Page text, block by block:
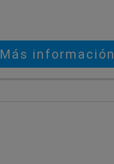
Más información